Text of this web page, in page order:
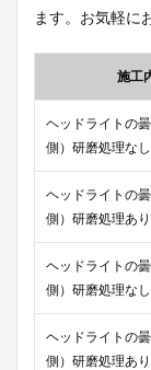
ます。お気軽に
施工
ヘッドライトの
側）研磨処理なし
ヘッドライトの
側）研磨処理あり
ヘッドライトの
側）研磨処理なし
ヘッドライトの
側）研磨処理あり